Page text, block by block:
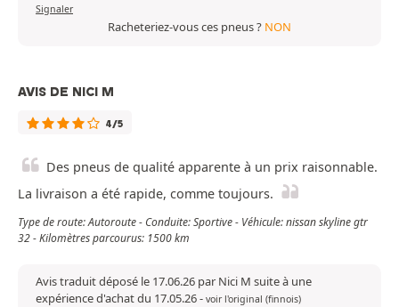
Signaler
Racheteriez-vous ces pneus ? NON
AVIS DE NICI M
4/5
Des pneus de qualité apparente à un prix raisonnable.
La livraison a été rapide, comme toujours.
Type de route: Autoroute - Conduite: Sportive - Véhicule: nissan skyline gtr
32 - Kilomètres parcourus: 1500 km
Avis traduit déposé le 17.06.26 par Nici M suite à une
expérience d'achat du 17.05.26- voir l'original (finnois)